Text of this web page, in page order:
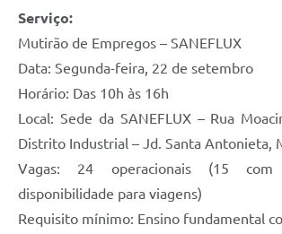
Serviço:
Mutirão de Empregos – SANEFLUX
Data: Segunda-feira, 22 de setembro
Horário: Das 10h às 16h
Local: Sede da SANEFLUX – Rua
Distrito Industrial – Jd. Santa Antonieta,
Vagas: 24 operacionais (15
disponibilidade para viagens)
Requisito mínimo: Ensino fundamental